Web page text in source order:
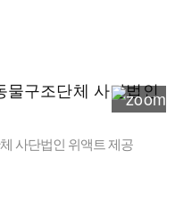
사단법인 위액트 제공